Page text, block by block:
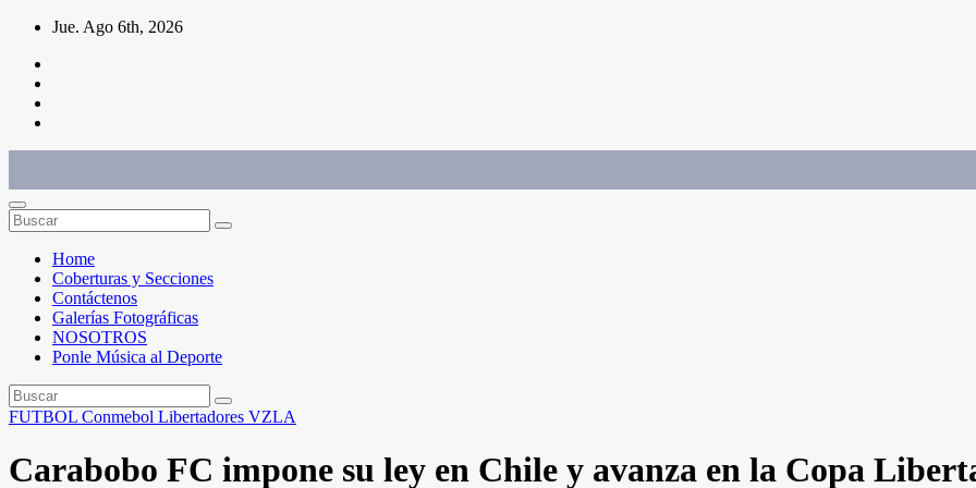
Saltar
contenido
Jue. Ago 6th, 2026
Home
Coberturas y Secciones
Contáctenos
Galerías Fotográficas
NOSOTROS
Ponle Música al Deporte
FUTBOL Conmebol Libertadores VZLA
Carabobo FC impone su ley en Chile y avanza en la Copa